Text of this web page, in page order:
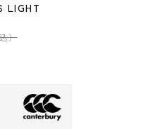
LIGHT
）